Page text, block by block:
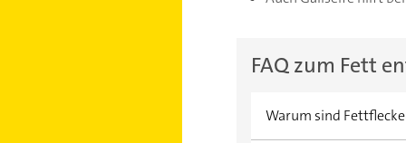
FAQ zum Fett
Warum sind